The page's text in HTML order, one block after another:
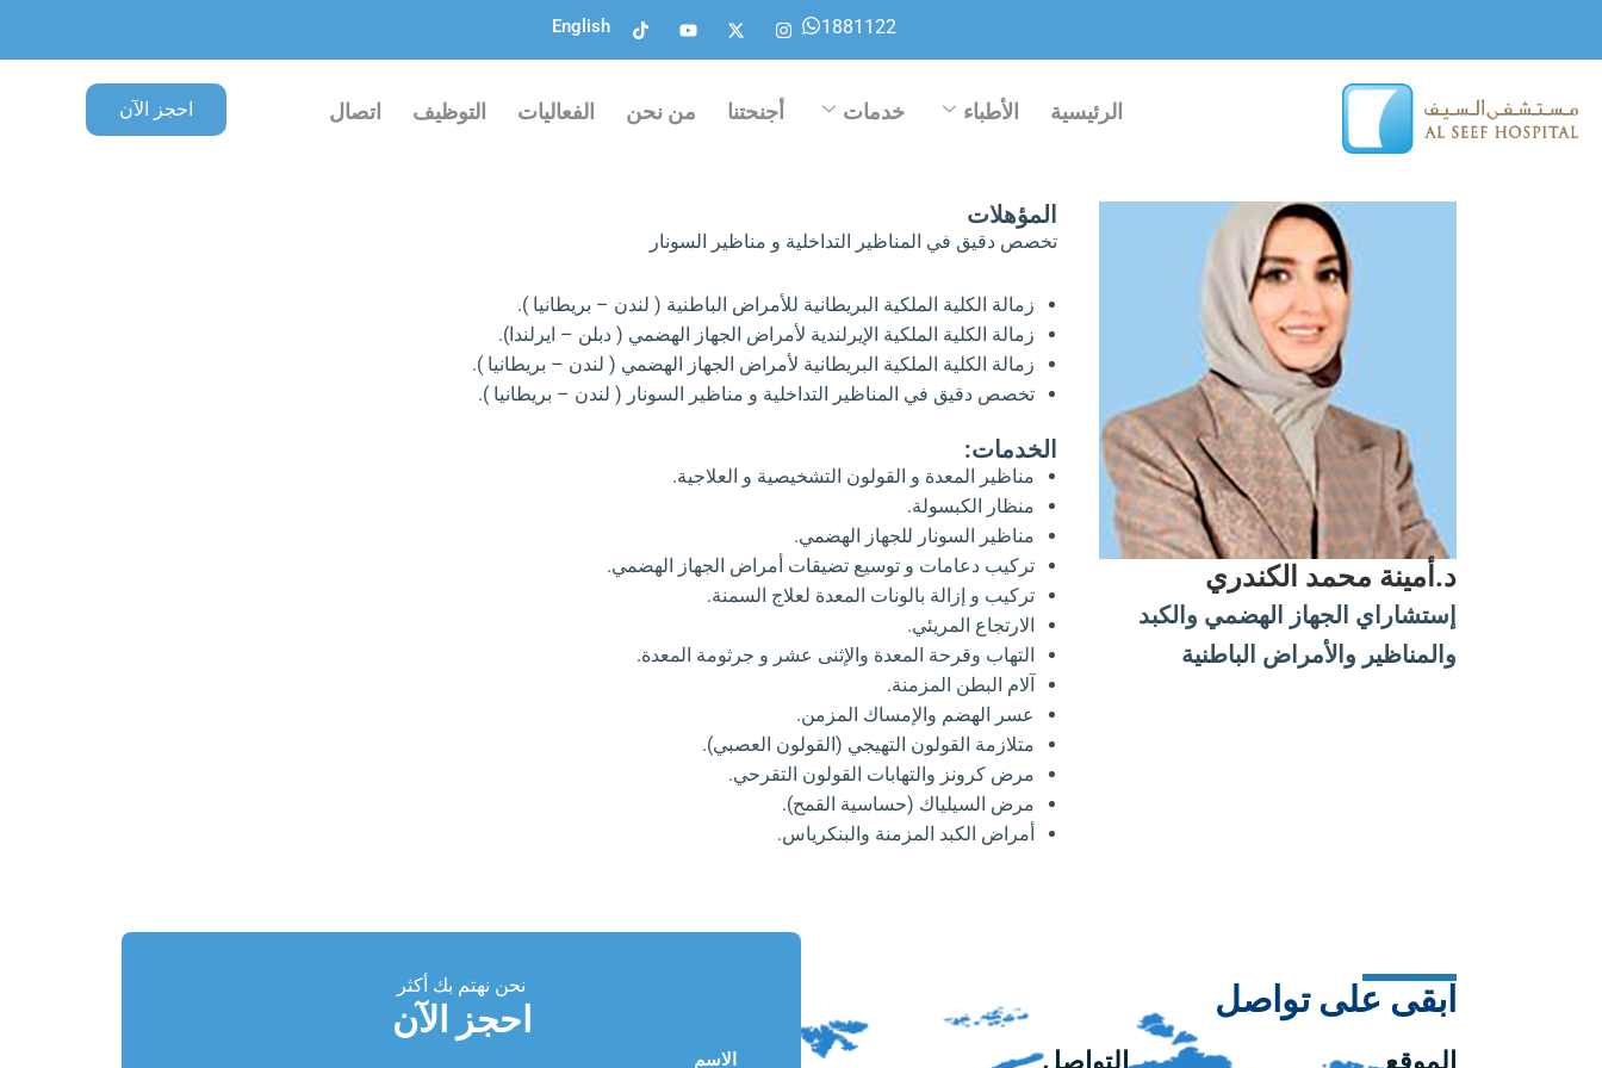
1881122
I
n
s
a
g
r
X
-
t
t
t
Y
o
u
b
e
T
i
k
k
English
الرئيسية الأطباء خدمات أجنحتنا من نحن الفعاليات التوظيف اتصال احجز الآن
د.أمينة محمد الكندري
إستشاراي الجهاز الهضمي والكبد
والمناظير والأمراض الباطنية
المؤهلات
تخصص دقيق في المناظير التداخلية و مناظير السونار
زمالة الكلية الملكية البريطانية للأمراض الباطنية ( لندن – بريطانيا ).
زمالة الكلية الملكية الإيرلندية لأمراض الجهاز الهضمي ( دبلن – ايرلندا).
زمالة الكلية الملكية البريطانية لأمراض الجهاز الهضمي ( لندن – بريطانيا ).
تخصص دقيق في المناظير التداخلية و مناظير السونار ( لندن – بريطانيا ).
الخدمات:
مناظير المعدة و القولون التشخيصية و العلاجية.
منظار الكبسولة.
مناظير السونار للجهاز الهضمي.
تركيب دعامات و توسيع تضيقات أمراض الجهاز الهضمي.
تركيب و إزالة بالونات المعدة لعلاج السمنة.
الارتجاع المريئي.
التهاب وقرحة المعدة والإثنى عشر و جرثومة المعدة.
آلام البطن المزمنة.
عسر الهضم والإمساك المزمن.
متلازمة القولون التهيجي (القولون العصبي).
مرض كرونز والتهابات القولون التقرحي.
مرض السيلياك (حساسية القمح).
أمراض الكبد المزمنة والبنكرياس.
ابقى على تواصل
الموقع التواصل
نحن نهتم بك أكثر
احجز الآن
الاسم